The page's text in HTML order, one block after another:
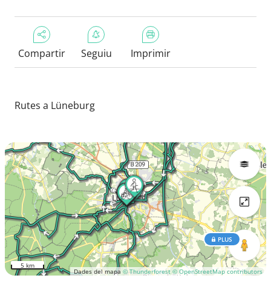
Compartir Seguiu Imprimir
Rutes a Lüneburg
Dades del mapa © Thunderforest © OpenStreetMap contributors
PLUS
5 km